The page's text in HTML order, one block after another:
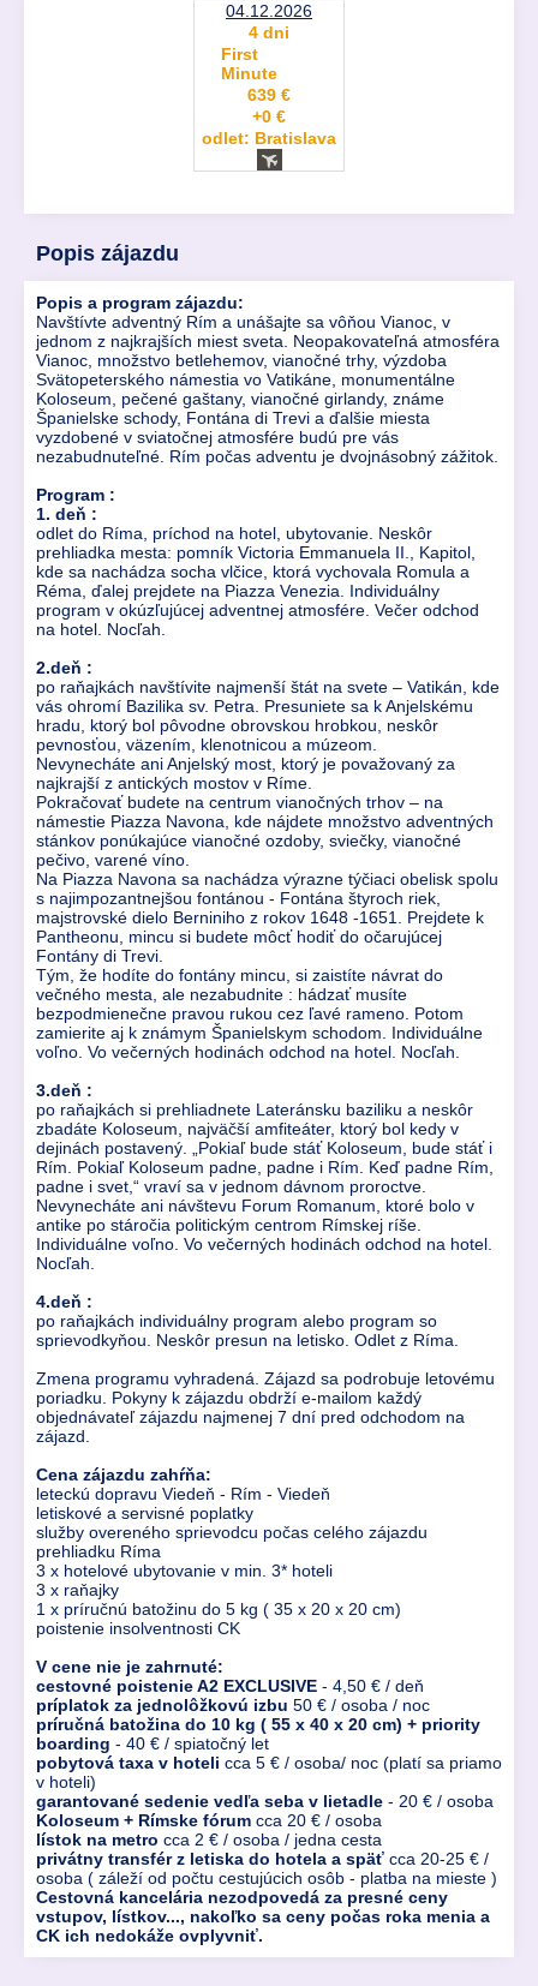
04.12.2026
4 dni
First
Minute
639 €
+0 €
odlet: Bratislava
Popis zájazdu
Popis a program zájazdu:
Navštívte adventný Rím a unášajte sa vôňou Vianoc, v
jednom z najkrajších miest sveta. Neopakovateľná atmosféra
Vianoc, množstvo betlehemov, vianočné trhy, výzdoba
Svätopeterského námestia vo Vatikáne, monumentálne
Koloseum, pečené gaštany, vianočné girlandy, známe
Španielske schody, Fontána di Trevi a ďalšie miesta
vyzdobené v sviatočnej atmosfére budú pre vás
nezabudnuteľné. Rím počas adventu je dvojnásobný zážitok.
Program :
1. deň :
odlet do Ríma, príchod na hotel, ubytovanie. Neskôr
prehliadka mesta: pomník Victoria Emmanuela II., Kapitol,
kde sa nachádza socha vlčice, ktorá vychovala Romula a
Réma, ďalej prejdete na Piazza Venezia. Individuálny
program v okúzľujúcej adventnej atmosfére. Večer odchod
na hotel. Nocľah.
2.deň :
po raňajkách navštívite najmenší štát na svete – Vatikán, kde
vás ohromí Bazilika sv. Petra. Presuniete sa k Anjelskému
hradu, ktorý bol pôvodne obrovskou hrobkou, neskôr
pevnosťou, väzením, klenotnicou a múzeom.
Nevynecháte ani Anjelský most, ktorý je považovaný za
najkrajší z antických mostov v Ríme.
Pokračovať budete na centrum vianočných trhov – na
námestie Piazza Navona, kde nájdete množstvo adventných
stánkov ponúkajúce vianočné ozdoby, sviečky, vianočné
pečivo, varené víno.
Na Piazza Navona sa nachádza výrazne týčiaci obelisk spolu
s najimpozantnejšou fontánou - Fontána štyroch riek,
majstrovské dielo Berniniho z rokov 1648 -1651. Prejdete k
Pantheonu, mincu si budete môcť hodiť do očarujúcej
Fontány di Trevi.
Tým, že hodíte do fontány mincu, si zaistíte návrat do
večného mesta, ale nezabudnite : hádzať musíte
bezpodmienečne pravou rukou cez ľavé rameno. Potom
zamierite aj k známym Španielskym schodom. Individuálne
voľno. Vo večerných hodinách odchod na hotel. Nocľah.
3.deň :
po raňajkách si prehliadnete Lateránsku baziliku a neskôr
zbadáte Koloseum, najväčší amfiteáter, ktorý bol kedy v
dejinách postavený. „Pokiaľ bude stáť Koloseum, bude stáť i
Rím. Pokiaľ Koloseum padne, padne i Rím. Keď padne Rím,
padne i svet,“ vraví sa v jednom dávnom proroctve.
Nevynecháte ani návštevu Forum Romanum, ktoré bolo v
antike po stáročia politickým centrom Rímskej ríše.
Individuálne voľno. Vo večerných hodinách odchod na hotel.
Nocľah.
4.deň :
po raňajkách individuálny program alebo program so
sprievodkyňou. Neskôr presun na letisko. Odlet z Ríma.
Zmena programu vyhradená. Zájazd sa podrobuje letovému
poriadku. Pokyny k zájazdu obdrží e-mailom každý
objednávateľ zájazdu najmenej 7 dní pred odchodom na
zájazd.
Cena zájazdu zahŕňa:
leteckú dopravu Viedeň - Rím - Viedeň
letiskové a servisné poplatky
služby overeného sprievodcu počas celého zájazdu
prehliadku Ríma
3 x hotelové ubytovanie v min. 3* hoteli
3 x raňajky
1 x príručnú batožinu do 5 kg ( 35 x 20 x 20 cm)
poistenie insolventnosti CK
V cene nie je zahrnuté:
cestovné poistenie A2 EXCLUSIVE - 4,50 € / deň
príplatok za jednolôžkovú izbu 50 € / osoba / noc
príručná batožina do 10 kg ( 55 x 40 x 20 cm) + priority
boarding - 40 € / spiatočný let
pobytová taxa v hoteli cca 5 € / osoba/ noc (platí sa priamo
v hoteli)
garantované sedenie vedľa seba v lietadle - 20 € / osoba
Koloseum + Rímske fórum cca 20 € / osoba
lístok na metro cca 2 € / osoba / jedna cesta
privátny transfér z letiska do hotela a späť cca 20-25 € /
osoba ( záleží od počtu cestujúcich osôb - platba na mieste )
Cestovná kancelária nezodpovedá za presné ceny
vstupov, lístkov..., nakoľko sa ceny počas roka menia a
CK ich nedokáže ovplyvniť.